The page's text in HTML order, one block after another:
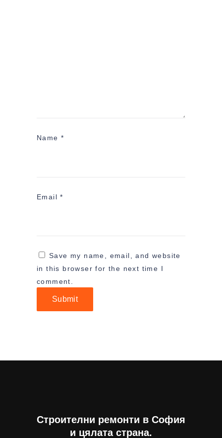
Name *
Email*
Save my name, email, and website
in this browser for the next time I
comment.
Строителни ремонти в София
и цялата страна.